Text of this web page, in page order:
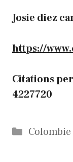
Josie diez
https://
Citations
4227720
Catégories
Colombie